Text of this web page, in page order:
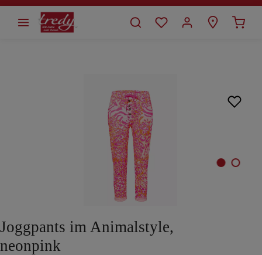
springen
Joggpants im Animalstyle,
neonpink